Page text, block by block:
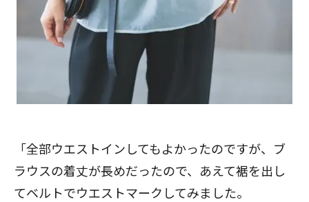
「全部ウエストインしてもよかったのですが、ブ
ラウスの着丈が長めだったので、あえて裾を出し
てベルトでウエストマークしてみました。